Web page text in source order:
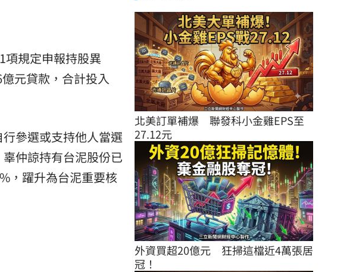
項規定申報持股異
元貸款，合計投入
參選或支持他人當選
仲諒持有台泥股份已
，躍升為台泥重要核
北美訂單補爆　聯發科小金雞EPS至
27.12元
外資買超20億元　狂掃這檔近4萬張居
冠！